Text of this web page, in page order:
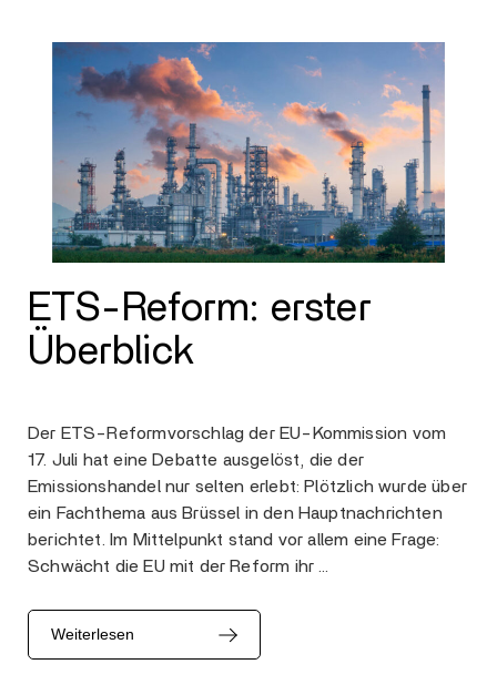
ETS-Reform: erster
Überblick
Der ETS-Reformvorschlag der EU-Kommission vom
17. Juli hat eine Debatte ausgelöst, die der
Emissionshandel nur selten erlebt: Plötzlich wurde über
ein Fachthema aus Brüssel in den Hauptnachrichten
berichtet. Im Mittelpunkt stand vor allem eine Frage:
Schwächt die EU mit der Reform ihr …
Weiterlesen